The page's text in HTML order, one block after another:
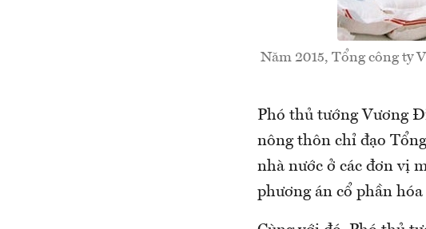
Năm 2015, Tổng công ty
Phó thủ tướng Vương
nông thôn chỉ đạo
nhà nước ở các đơn vị
phương án cổ phần hóa